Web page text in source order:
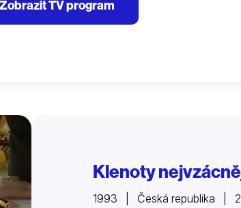
Zobrazit TV program
Klenoty
1993 | Česká republika |